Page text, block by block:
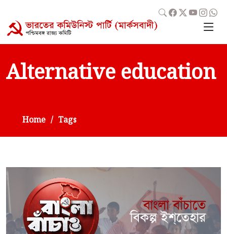
Alternative education
Home Tags